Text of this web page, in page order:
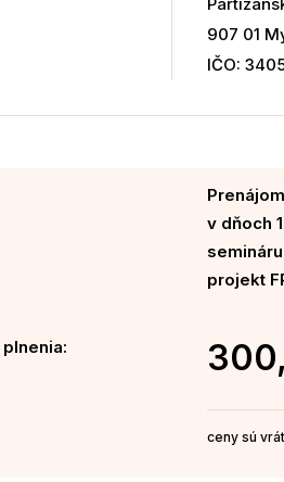
907 01
IČO:
v dňoch
projekt
ceny sú